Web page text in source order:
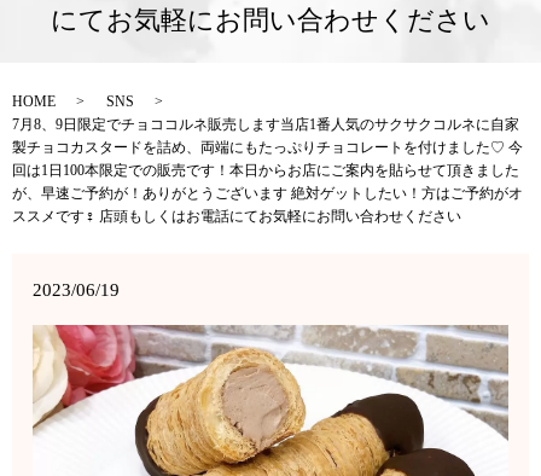
にてお気軽にお問い合わせください
HOME
SNS
7月8、9日限定でチョココルネ販売します当店1番人気のサクサクコルネに自家
製チョコカスタードを詰め、両端にもたっぷりチョコレートを付けました♡ 今
回は1日100本限定での販売です！本日からお店にご案内を貼らせて頂きました
が、早速ご予約が！ありがとうございます 絶対ゲットしたい！方はご予約がオ
ススメです‍♀️ 店頭もしくはお電話にてお気軽にお問い合わせください
2023/06/19